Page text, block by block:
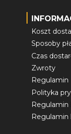
Koszt
Sposoby
Czas
Zwroty
Regulamin
Polityka
Regulamin
Regulamin